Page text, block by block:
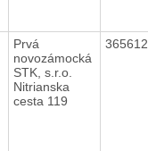
Prvá
novozámocká
STK, s.r.o.
Nitrianska
cesta 119